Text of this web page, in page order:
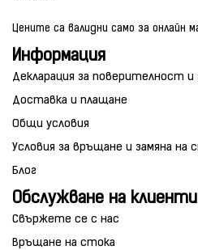
Цените са валидни само за онлайн
Информация
Декларация за поверителност
Доставка и плащане
Общи условия
Условия за връщане и замяна на
Блог
Обслужване на клиенти
Свържете се с нас
Връщане на стока